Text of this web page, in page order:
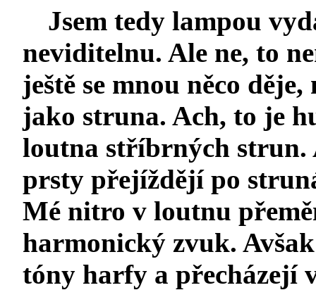
Jsem tedy lampou
neviditelnu. Ale ne, to
ještě se mnou něco
jako struna. Ach, to je
loutna stříbrných strun.
prsty přejíždějí po
Mé nitro v loutnu
harmonický zvuk.
tóny harfy a přecházejí